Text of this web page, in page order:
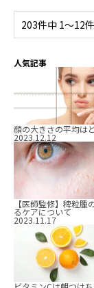
203件中 1〜12
人気記事
顔の大きさの平均は
2023.12.12
【医師監修】稗粒
るケアについて
2023.11.17